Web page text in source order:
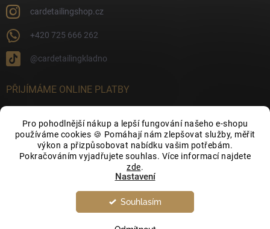
Pro pohodlnější nákup a lepší fungování našeho e-shopu
používáme cookies 🍪 Pomáhají nám zlepšovat služby, měřit
výkon a přizpůsobovat nabídku vašim potřebám.
Pokračováním vyjadřujete souhlas. Více informací najdete
zde.
Nastavení
Souhlasím
cardetailingshop.cz
+420 725 666 262
@cardetailingkladno
PŘIJÍMÁME ONLINE PLATBY
FACEBOOK